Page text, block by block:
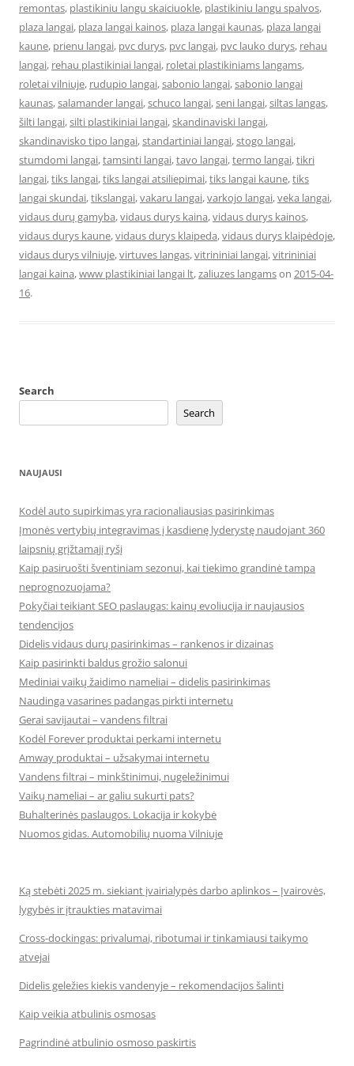
remontas, plastikiniu langu skaiciuokle, plastikiniu langu spalvos,
plaza langai, plaza langai kainos, plaza langai kaunas, plaza langai
kaune, prienu langai, pvc durys, pvc langai, pvc lauko durys, rehau
langai, rehau plastikiniai langai, roletai plastikiniams langams,
roletai vilniuje, rudupio langai,sabonio langai,sabonio langai
kaunas,salamander langai,schuco langai,seni langai,siltas langas,
šilti langai,silti plastikiniai langai,skandinaviski langai,
skandinavisko tipo langai,standartiniai langai,stogo langai,
stumdomi langai,tamsinti langai,tavo langai,termo langai,tikri
langai,tiks langai,tiks langai atsiliepimai,tiks langai kaune,tiks
langai skundai,tikslangai,vakaru langai,varkojo langai,veka langai,
vidaus durų gamyba,vidaus durys kaina,vidaus durys kainos,
vidaus durys kaune,vidaus durys klaipeda,vidaus durys klaipėdoje,
vidaus durys vilniuje,virtuves langas,vitrininiai langai,vitrininiai
langai kaina,www plastikiniai langai lt,zaliuzes langamson 2015-04-
16.
Search
Search
NAUJAUSI
Kodėl auto supirkimas yra racionaliausias pasirinkimas
Įmonės vertybių integravimas į kasdienę lyderystę naudojant 360
laipsnių grįžtamąjį ryšį
Kaip pasiruošti šventiniam sezonui, kai tiekimo grandinė tampa
neprognozuojama?
Pokyčiai teikiant SEO paslaugas: kainų evoliucija ir naujausios
tendencijos
Didelis vidaus durų pasirinkimas – rankenos ir dizainas
Kaip pasirinkti baldus grožio salonui
Mediniai vaikų žaidimo nameliai – didelis pasirinkimas
Naudinga vasarines padangas pirkti internetu
Gerai savijautai – vandens filtrai
Kodėl Forever produktai perkami internetu
Amway produktai – užsakymai internetu
Vandens filtrai – minkštinimui, nugeležinimui
Vaikų nameliai – ar galiu sukurti pats?
Buhalterinės paslaugos. Lokacija ir kokybė
Nuomos gidas. Automobilių nuoma Vilniuje
Ką stebėti 2025 m. siekiant įvairialypės darbo aplinkos – Įvairovės,
lygybės ir įtraukties matavimai
Cross-dockingas: privalumai, ribotumai ir tinkamiausi taikymo
atvejai
Didelis geležies kiekis vandenyje – rekomendacijos šalinti
Kaip veikia atbulinis osmosas
Pagrindinė atbulinio osmoso paskirtis